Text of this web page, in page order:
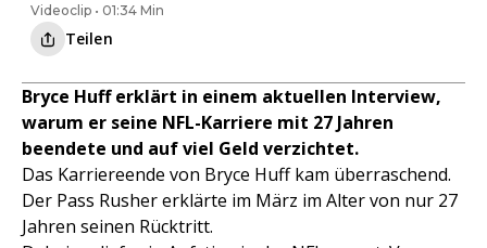
Videoclip • 01:34 Min
Teilen
Bryce Huff erklärt in einem aktuellen Interview,
warum er seine NFL-Karriere mit 27 Jahren
beendete und auf viel Geld verzichtet.
Das Karriereende von Bryce Huff kam überraschend.
Der Pass Rusher erklärte im März im Alter von nur 27
Jahren seinen Rücktritt.